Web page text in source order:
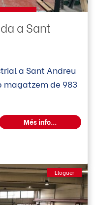
a Sant
a Sant Andreu
magatzem de 983
Més info...
Lloguer